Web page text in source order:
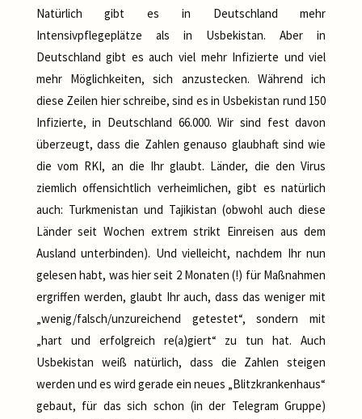
Natürlich gibt es in Deutschland mehr
Intensivpflegeplätze als in Usbekistan. Aber in
Deutschland gibt es auch viel mehr Infizierte und viel
mehr Möglichkeiten, sich anzustecken. Während ich
diese Zeilen hier schreibe, sind es in Usbekistan rund 150
Infizierte, in Deutschland 66.000. Wir sind fest davon
überzeugt, dass die Zahlen genauso glaubhaft sind wie
die vom RKI, an die Ihr glaubt. Länder, die den Virus
ziemlich offensichtlich verheimlichen, gibt es natürlich
auch: Turkmenistan und Tajikistan (obwohl auch diese
Länder seit Wochen extrem strikt Einreisen aus dem
Ausland unterbinden). Und vielleicht, nachdem Ihr nun
gelesen habt, was hier seit 2 Monaten (!) für Maßnahmen
ergriffen werden, glaubt Ihr auch, dass das weniger mit
„wenig/falsch/unzureichend getestet“, sondern mit
„hart und erfolgreich re(a)giert“ zu tun hat. Auch
Usbekistan weiß natürlich, dass die Zahlen steigen
werden und es wird gerade ein neues „Blitzkrankenhaus“
gebaut, für das sich schon (in der Telegram Gruppe)